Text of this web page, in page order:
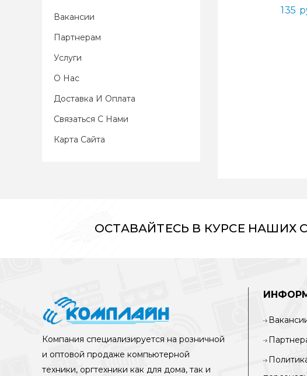
Вакансии
Партнерам
Услуги
О Нас
Доставка И Оплата
Связаться С Нами
Карта Сайта
135
ОСТАВАЙТЕСЬ В КУРСЕ НАШИХ
Компания специализируется на розничной
и оптовой продаже компьютерной
техники, оргтехники как для дома, так и